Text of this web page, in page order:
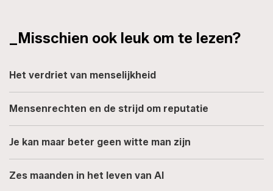
_Misschien ook leuk om te lezen?
Het verdriet van menselijkheid
Mensenrechten en de strijd om reputatie
Je kan maar beter geen witte man zijn
Zes maanden in het leven van AI